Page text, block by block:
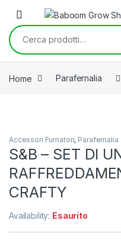
Skip to navigation
Skip to content
Cerca:
Home Parafernalia
Accessori Fumatori, Parafernalia
S&B – SET DI
CRAFTY
Availability: Esaurito